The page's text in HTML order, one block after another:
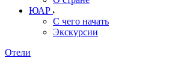
ЮАР
С чего начать
Экскурсии
Отели